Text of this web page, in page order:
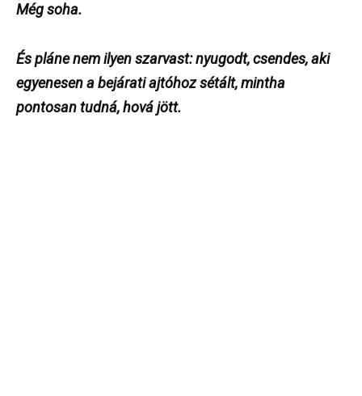
Még soha.
És pláne nem ilyen szarvast: nyugodt, csendes, aki
egyenesen a bejárati ajtóhoz sétált, mintha
pontosan tudná, hová jött.